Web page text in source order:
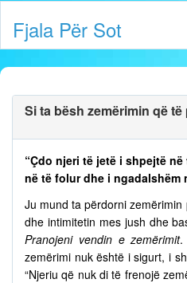
Fjala Për Sot
Si ta bësh zemërimin që
“Çdo njeri të jetë i shpejtë
në të folur dhe i ngadalshëm
Ju mund ta përdorni
dhe intimitetin mes jush dhe
Pranojeni vendin e zemërimit.
zemërimi nuk është i sigurt, i
“Njeriu që nuk di të frenojë